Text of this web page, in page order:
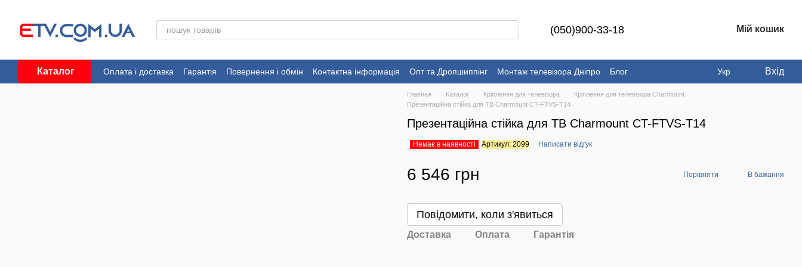
(050)900-33-18 Мій кошик
Каталог Оплата і доставка Гарантія Повернення і обмін Контактна інформація Опт та Дропшиппінг Монтаж телевізора Дніпро
Блог
Угода користувача
Укр Вхід
Главная Каталог Кріплення для телевізора
Кріплення для телевізора Charmount
Презентаційна стійка для ТВ Charmount CT-FTVS-T14
Презентаційна стійка для ТВ Charmount CT-FTVS-T14
Немає в наявності Артикул: 2099 Написати відгук
6 546 грн Порівняти В бажання
Повідомити, коли з'явиться
Доставка Оплата Гарантія